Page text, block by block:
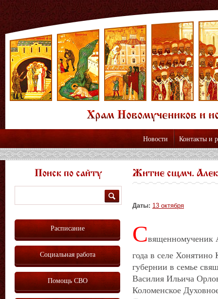
Новости Контакты и
Житие сщмч.
Даты: 13 октября
Священномученик
года в селе Хонятино
губернии в семье
Василия Ильича
Коломенское
Поиск по сайту
Расписание
Социальная работа
Помощь СВО